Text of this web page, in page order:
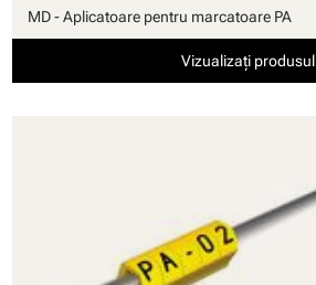
MD - Aplicatoare pentru marcatoare PA
Vizualizați produsul